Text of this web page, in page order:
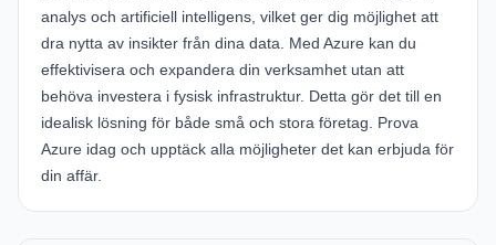
analys och artificiell intelligens, vilket ger dig möjlighet att
dra nytta av insikter från dina data. Med Azure kan du
effektivisera och expandera din verksamhet utan att
behöva investera i fysisk infrastruktur. Detta gör det till en
idealisk lösning för både små och stora företag. Prova
Azure idag och upptäck alla möjligheter det kan erbjuda för
din affär.